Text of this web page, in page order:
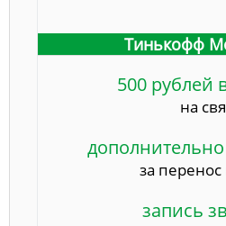
Тинькофф
500 рублей
на
за
запись